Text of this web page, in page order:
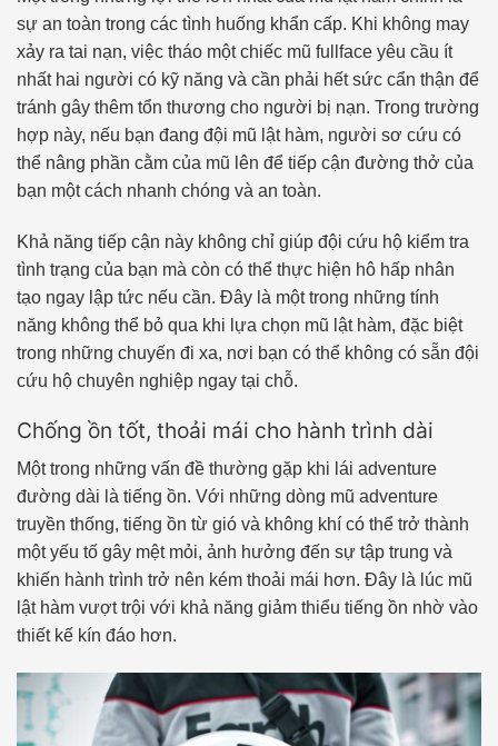
sự an toàn trong các tình huống khẩn cấp. Khi không may
xảy ra tai nạn, việc tháo một chiếc mũ fullface yêu cầu ít
nhất hai người có kỹ năng và cần phải hết sức cẩn thận để
tránh gây thêm tổn thương cho người bị nạn. Trong trường
hợp này, nếu bạn đang đội mũ lật hàm, người sơ cứu có
thể nâng phần cằm của mũ lên để tiếp cận đường thở của
bạn một cách nhanh chóng và an toàn.
Khả năng tiếp cận này không chỉ giúp đội cứu hộ kiểm tra
tình trạng của bạn mà còn có thể thực hiện hô hấp nhân
tạo ngay lập tức nếu cần. Đây là một trong những tính
năng không thể bỏ qua khi lựa chọn mũ lật hàm, đặc biệt
trong những chuyến đi xa, nơi bạn có thể không có sẵn đội
cứu hộ chuyên nghiệp ngay tại chỗ.
Chống ồn tốt, thoải mái cho hành trình dài
Một trong những vấn đề thường gặp khi lái adventure
đường dài là tiếng ồn. Với những dòng mũ adventure
truyền thống, tiếng ồn từ gió và không khí có thể trở thành
một yếu tố gây mệt mỏi, ảnh hưởng đến sự tập trung và
khiến hành trình trở nên kém thoải mái hơn. Đây là lúc mũ
lật hàm vượt trội với khả năng giảm thiểu tiếng ồn nhờ vào
thiết kế kín đáo hơn.